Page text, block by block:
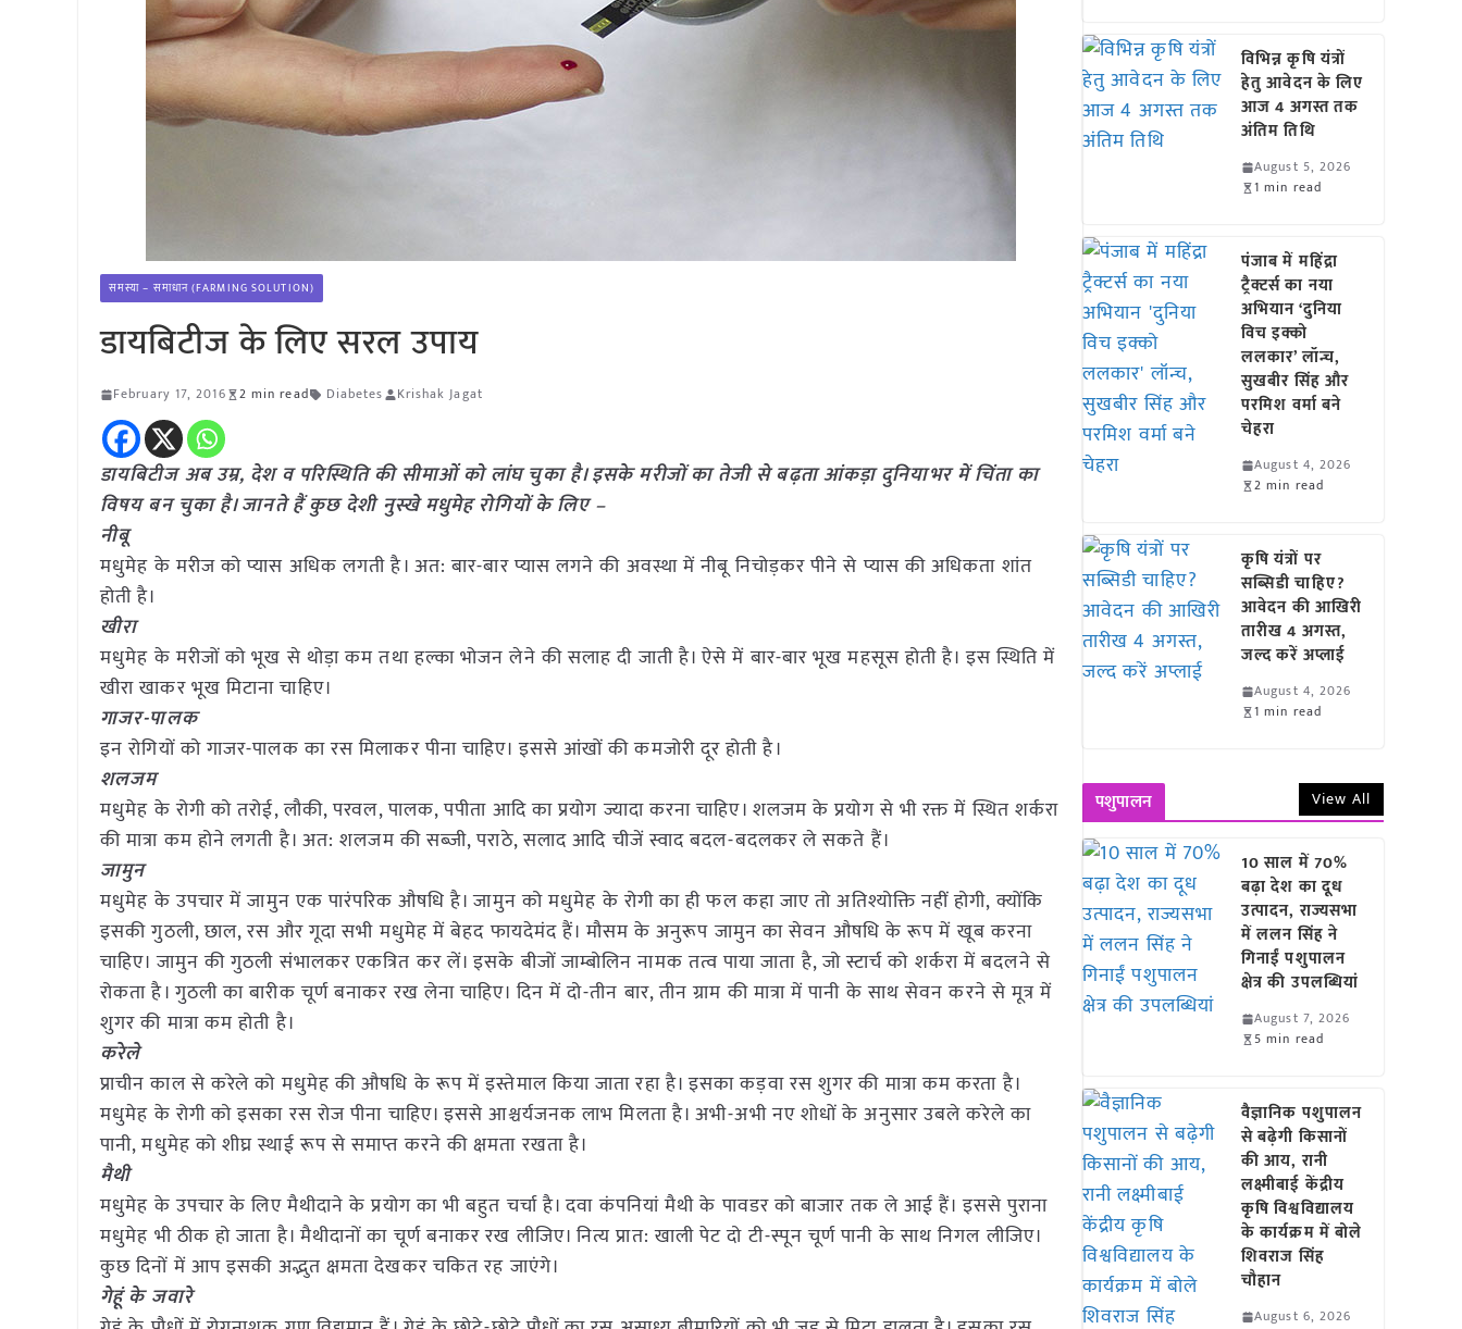
समस्या – समाधान (FARMING SOLUTION)
डायबिटीज के लिए सरल उपाय
February 17, 2016 2 min read Diabetes Krishak Jagat
डायबिटीज अब उम्र, देश व परिस्थिति की सीमाओं को लांघ चुका है। इसके मरीजों का तेजी से बढ़ता आंकड़ा दुनियाभर में चिंता का
विषय बन चुका है। जानते हैं कुछ देशी नुस्खे मधुमेह रोगियों के लिए –
नीबू
मधुमेह के मरीज को प्यास अधिक लगती है। अत: बार-बार प्यास लगने की अवस्था में नीबू निचोड़कर पीने से प्यास की अधिकता शांत
होती है।
खीरा
मधुमेह के मरीजों को भूख से थोड़ा कम तथा हल्का भोजन लेने की सलाह दी जाती है। ऐसे में बार-बार भूख महसूस होती है। इस स्थिति में
खीरा खाकर भूख मिटाना चाहिए।
गाजर-पालक
इन रोगियों को गाजर-पालक का रस मिलाकर पीना चाहिए। इससे आंखों की कमजोरी दूर होती है।
शलजम
मधुमेह के रोगी को तरोई, लौकी, परवल, पालक, पपीता आदि का प्रयोग ज्यादा करना चाहिए। शलजम के प्रयोग से भी रक्त में स्थित शर्करा
की मात्रा कम होने लगती है। अत: शलजम की सब्जी, पराठे, सलाद आदि चीजें स्वाद बदल-बदलकर ले सकते हैं।
जामुन
मधुमेह के उपचार में जामुन एक पारंपरिक औषधि है। जामुन को मधुमेह के रोगी का ही फल कहा जाए तो अतिश्योक्ति नहीं होगी, क्योंकि
इसकी गुठली, छाल, रस और गूदा सभी मधुमेह में बेहद फायदेमंद हैं। मौसम के अनुरूप जामुन का सेवन औषधि के रूप में खूब करना
चाहिए। जामुन की गुठली संभालकर एकत्रित कर लें। इसके बीजों जाम्बोलिन नामक तत्व पाया जाता है, जो स्टार्च को शर्करा में बदलने से
रोकता है। गुठली का बारीक चूर्ण बनाकर रख लेना चाहिए। दिन में दो-तीन बार, तीन ग्राम की मात्रा में पानी के साथ सेवन करने से मूत्र में
शुगर की मात्रा कम होती है।
करेले
प्राचीन काल से करेले को मधुमेह की औषधि के रूप में इस्तेमाल किया जाता रहा है। इसका कड़वा रस शुगर की मात्रा कम करता है।
मधुमेह के रोगी को इसका रस रोज पीना चाहिए। इससे आश्चर्यजनक लाभ मिलता है। अभी-अभी नए शोधों के अनुसार उबले करेले का
पानी, मधुमेह को शीघ्र स्थाई रूप से समाप्त करने की क्षमता रखता है।
मैथी
मधुमेह के उपचार के लिए मैथीदाने के प्रयोग का भी बहुत चर्चा है। दवा कंपनियां मैथी के पावडर को बाजार तक ले आई हैं। इससे पुराना
मधुमेह भी ठीक हो जाता है। मैथीदानों का चूर्ण बनाकर रख लीजिए। नित्य प्रात: खाली पेट दो टी-स्पून चूर्ण पानी के साथ निगल लीजिए।
कुछ दिनों में आप इसकी अद्भुत क्षमता देखकर चकित रह जाएंगे।
गेहूं के जवारे
विभिन्न कृषि यंत्रों
हेतु आवेदन के लिए
आज 4 अगस्त तक
अंतिम तिथि
August 5, 2026
1 min read
पंजाब में महिंद्रा
ट्रैक्टर्स का नया
अभियान ‘दुनिया
विच इक्को
ललकार’ लॉन्च,
सुखबीर सिंह और
परमिश वर्मा बने
चेहरा
August 4, 2026
2 min read
कृषि यंत्रों पर
सब्सिडी चाहिए?
आवेदन की आखिरी
तारीख 4 अगस्त,
जल्द करें अप्लाई
August 4, 2026
1 min read
पशुपालन View All
10 साल में 70%
बढ़ा देश का दूध
उत्पादन, राज्यसभा
में ललन सिंह ने
गिनाईं पशुपालन
क्षेत्र की उपलब्धियां
August 7, 2026
5 min read
वैज्ञानिक पशुपालन
से बढ़ेगी किसानों
की आय, रानी
लक्ष्मीबाई केंद्रीय
कृषि विश्वविद्यालय
के कार्यक्रम में बोले
शिवराज सिंह
चौहान
August 6, 2026